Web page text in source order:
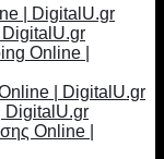
| DigitalU.gr
Online |
| DigitalU.gr
DigitalU.gr
Online |